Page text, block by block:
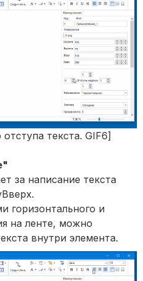
текста. GIF6]
за написание текста
горизонтального и
на ленте, можно
внутри элемента.